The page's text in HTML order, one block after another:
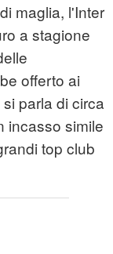
maglia, l'Inter
a stagione
offerto ai
parla di circa
incasso simile
top club